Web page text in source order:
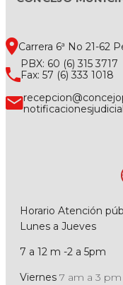
Carrera 6ª No 21-62
PBX: 60 (6) 315 3717
Fax: 57 (6) 333 1018
Horario Atención
Lunes a Jueves
7 a 12 m -2 a 5pm
Viernes 7 am a 3 pm